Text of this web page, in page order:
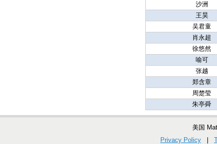
沙洲
王昊
吴君童
肖永超
徐悠然
喻可
张越
郑含章
周楚莹
朱亭舜
美国
Privacy Policy